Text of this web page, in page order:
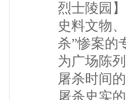
烈士陵园
史料文物
杀”惨案的
为广场陈
屠杀时间
屠杀史实